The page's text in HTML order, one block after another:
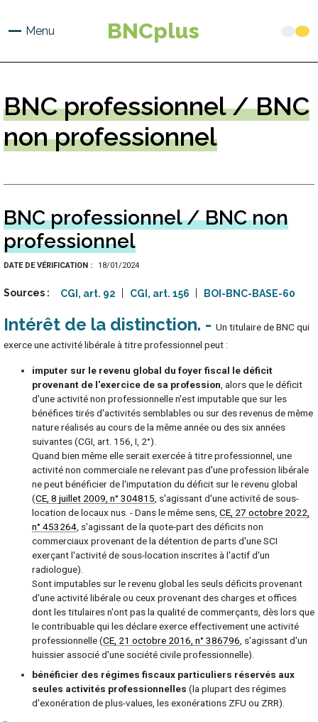
principal
Menu BNCplus
BNCprofessionnel / BNC
non professionnel
BNC professionnel / BNC non
professionnel
DATE DE VÉRIFICATION 18/01/2024
Sources CGI, art. 92 CGI, art. 156 BOI-BNC-BASE-60
Intérêt de la distinction
Un titulaire de BNC qui
exerce une activité libérale à titre professionnel peut :
imputer sur le revenu global du foyer fiscal le déficit
provenant de l'exercice de sa profession , alors que le déficit
d'une activité non professionnelle n'est imputable que sur les
bénéfices tirés d'activités semblables ou sur des revenus de même
nature réalisés au cours de la même année ou des six années
suivantes (CGI, art. 156, I, 2°).
Quand bien même elle serait exercée à titre professionnel, une
activité non commerciale ne relevant pas d'une profession libérale
ne peut bénéficier de l'imputation du déficit sur le revenu global
(CE, 8 juillet 2009, n° 304815 , s'agissant d'une activité de sous-
location de locaux nus. - Dans le même sens, CE, 27 octobre 2022,
n° 453264 , s'agissant de la quote-part des déficits non
commerciaux provenant de la détention de parts d'une SCI
exerçant l'activité de sous-location inscrites à l'actif d'un
radiologue).
Sont imputables sur le revenu global les seuls déficits provenant
d'une activité libérale ou ceux provenant des charges et offices
dont les titulaires n'ont pas la qualité de commerçants, dès lors que
le contribuable qui les déclare exerce effectivement une activité
professionnelle (CE, 21 octobre 2016, n° 386796 , s'agissant d'un
huissier associé d'une société civile professionnelle).
bénéficier des régimes fiscaux particuliers réservés aux
seules activités professionnelles (la plupart des régimes
d'exonération de plus-values, les exonérations ZFU ou ZRR).